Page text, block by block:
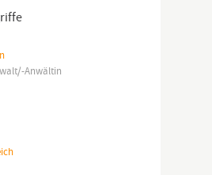
Anwältin